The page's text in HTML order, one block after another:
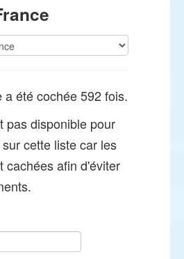
a été cochée 592 fois.
pas disponible pour
cette liste car les
cachées afin d'éviter